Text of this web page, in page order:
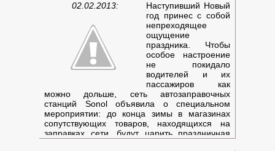
Sonol выяснили, почему новый бензин
пользуется особенной популярностью среди
02.02.2013:
Наступивший Новый
год принес с собой
непреходящее
ощущение
праздника. Чтобы
особое настроение
не покидало
водителей и их
пассажиров как
можно дольше, сеть автозаправочных
станций Sonol объявила о специальном
мероприятии: до конца зимы в магазинах
сопутствующих товаров, находящихся на
заправках сети, будут царить праздничная